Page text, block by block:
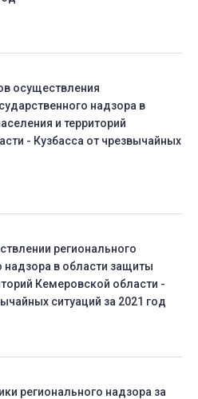
осуществления
надзора в
и территорий
- Кузбасса от чрезвычайных
регионального
надзора в области защиты
Кемеровской области -
ситуаций за 2021 год
регионального надзора за